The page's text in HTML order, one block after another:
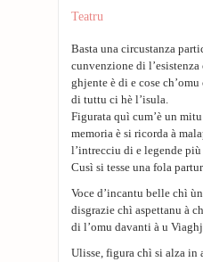
Teatru
Basta una circustanza
cunvenzione di
ghjente è di e cose
di tuttu ci hè l’isula.
Figurata quì cum’è un
memoria è si ricorda à
l’intrecciu di e legende
Cusì si tesse una fola
Voce d’incantu belle chì
disgrazie chì aspettanu à
di l’omu davanti à u
Ulisse, figura chì si alza in